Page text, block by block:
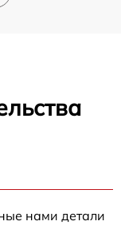
нами детали